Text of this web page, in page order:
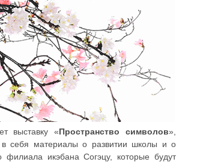
выставку «Пространство символов»,
в себя материалы о развитии школы и о
икэбана Согэцу, которые будут